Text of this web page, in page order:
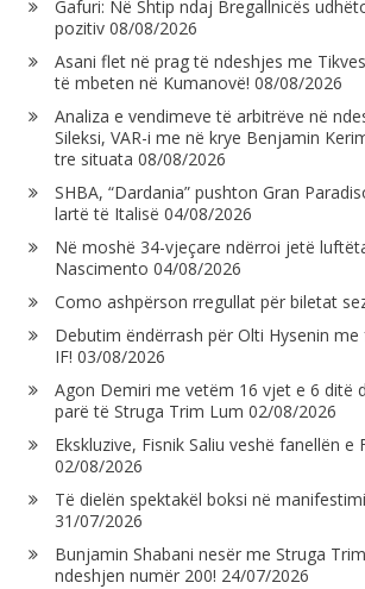
Gafuri: Në Shtip ndaj Bregallnicës
pozitiv 08/08/2026
Asani flet në prag të ndeshjes me
të mbeten në Kumanovë! 08/08/2026
Analiza e vendimeve të arbitrëve në
Sileksi, VAR-i me në krye Benjamin
tre situata 08/08/2026
SHBA, “Dardania” pushton Gran
lartë të Italisë 04/08/2026
Në moshë 34-vjeçare ndërroi jetë
Nascimento 04/08/2026
Como ashpërson rregullat për biletat
Debutim ëndërrash për Olti Hysenin
IF! 03/08/2026
Agon Demiri me vetëm 16 vjet e 6 ditë
parë të Struga Trim Lum 02/08/2026
Ekskluzive, Fisnik Saliu veshë fanellën e
02/08/2026
Të dielën spektakël boksi në
31/07/2026
Bunjamin Shabani nesër me Struga
ndeshjen numër 200! 24/07/2026